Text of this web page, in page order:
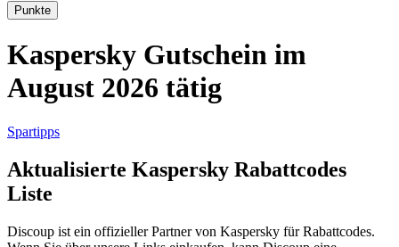
Booking.com
Urlaub und
Punkte
Kaspersky Gutschein im
August 2026 tätig
Spartipps
Aktualisierte Kaspersky Rabattcodes
Liste
Discoup ist ein offizieller Partner von Kaspersky für Rabattcodes.